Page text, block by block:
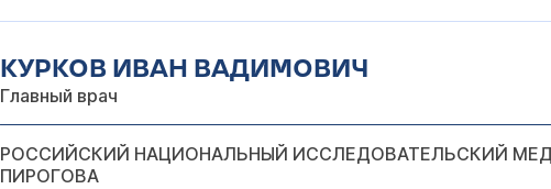
КУРКОВ ИВАН ВАДИМОВИЧ
Главный врач
РОССИЙСКИЙ НАЦИОНАЛЬНЫЙ ИССЛЕДОВАТЕЛЬСКИЙ
ПИРОГОВА